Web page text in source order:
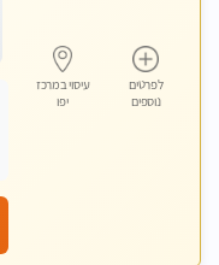
לפרטים
נוספים
עיסוי במרכז
יפו